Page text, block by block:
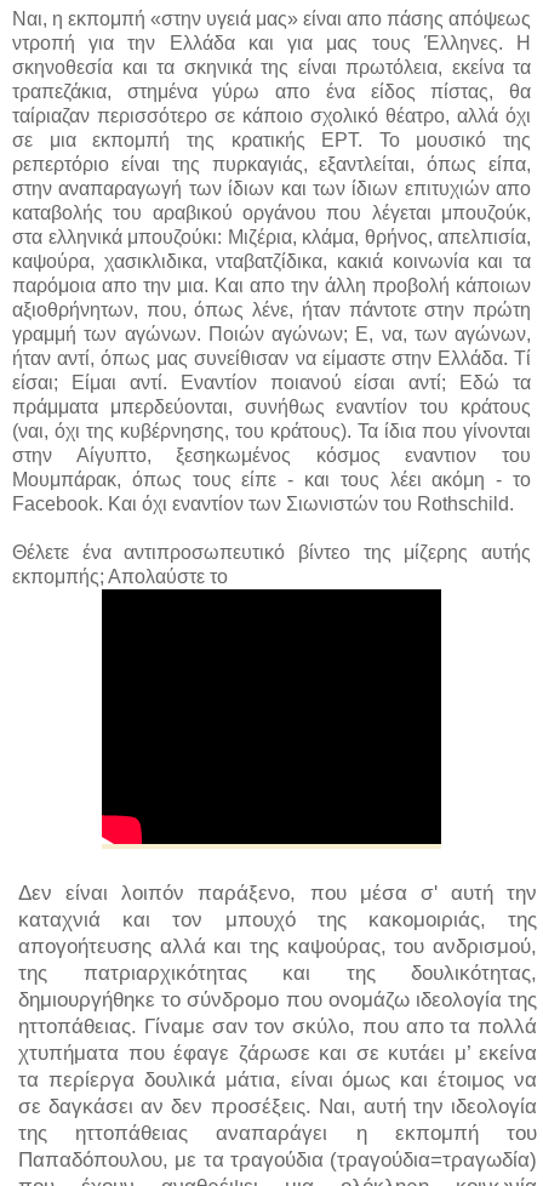
Ναι, η εκπομπή «στην υγειά μας» είναι απο πάσης απόψεως
ντροπή για την Ελλάδα και για μας τους Έλληνες. Η
σκηνοθεσία και τα σκηνικά της είναι πρωτόλεια, εκείνα τα
τραπεζάκια, στημένα γύρω απο ένα είδος πίστας, θα
ταίριαζαν περισσότερο σε κάποιο σχολικό θέατρο, αλλά όχι
σε μια εκπομπή της κρατικής ΕΡΤ. Το μουσικό της
ρεπερτόριο είναι της πυρκαγιάς, εξαντλείται, όπως είπα,
στην αναπαραγωγή των ίδιων και των ίδιων επιτυχιών απο
καταβολής του αραβικού οργάνου που λέγεται μπουζούκ,
στα ελληνικά μπουζούκι: Μιζέρια, κλάμα, θρήνος, απελπισία,
καψούρα, χασικλιδικα, νταβατζίδικα, κακιά κοινωνία και τα
παρόμοια απο την μια. Και απο την άλλη προβολή κάποιων
αξιοθρήνητων, που, όπως λένε, ήταν πάντοτε στην πρώτη
γραμμή των αγώνων. Ποιών αγώνων; Ε, να, των αγώνων,
ήταν αντί, όπως μας συνείθισαν να είμαστε στην Ελλάδα. Τί
είσαι; Είμαι αντί. Εναντίον ποιανού είσαι αντί; Εδώ τα
πράμματα μπερδεύονται, συνήθως εναντίον του κράτους
(ναι, όχι της κυβέρνησης, του κράτους). Τα ίδια που γίνονται
στην Αίγυπτο, ξεσηκωμένος κόσμος εναντιον του
Μουμπάρακ, όπως τους είπε - και τους λέει ακόμη - το
Facebook. Και όχι εναντίον των Σιωνιστών του Rothschild.
Θέλετε ένα αντιπροσωπευτικό βίντεο της μίζερης αυτής
εκπομπής; Απολαύστε το
Δεν είναι λοιπόν παράξενο, που μέσα σ' αυτή την
καταχνιά και τον μπουχό της κακομοιριάς, της
απογοήτευσης αλλά και της καψούρας, του ανδρισμού,
της πατριαρχικότητας και της δουλικότητας,
δημιουργήθηκε το σύνδρομο που ονομάζω ιδεολογία της
ηττοπάθειας. Γίναμε σαν τον σκύλο, που απο τα πολλά
χτυπήματα που έφαγε ζάρωσε και σε κυτάει μ’ εκείνα
τα περίεργα δουλικά μάτια, είναι όμως και έτοιμος να
σε δαγκάσει αν δεν προσέξεις. Ναι, αυτή την ιδεολογία
της ηττοπάθειας αναπαράγει η εκπομπή του
Παπαδόπουλου, με τα τραγούδια (τραγούδια=τραγωδία)